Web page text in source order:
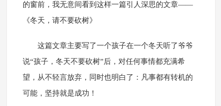
的窗前，我无意间看到这样一篇引人深思的文章——
《冬天，请不要砍树》
这篇文章主要写了一个孩子在一个冬天听了爷爷
说“孩子，冬天不要砍树”后，对任何事情都充满希
望，从不轻言放弃，同时也明白了：凡事都有转机的
可能，坚持就是成功！